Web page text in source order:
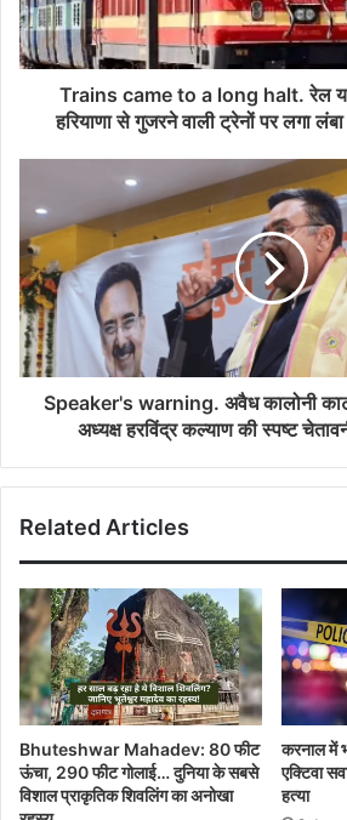
Trains came to a long halt. रेल
हरियाणा से गुजरने वाली ट्रेनों पर लगा
Speaker's warning. अवैध कालोनी
अध्यक्ष हरविंद्र कल्याण की स्पष्ट
Related Articles
Bhuteshwar Mahadev: 80 फीट
ऊंचा, 290 फीट गोलाई… दुनिया के सबसे
विशाल प्राकृतिक शिवलिंग का अनोखा
करनाल में
एक्टिवा
हत्या